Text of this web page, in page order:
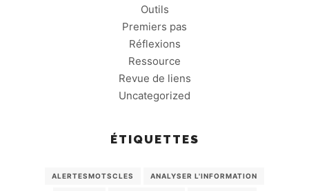
Outils
Premiers pas
Réflexions
Ressource
Revue de liens
Uncategorized
ÉTIQUETTES
ALERTESMOTSCLES ANALYSER L'INFORMATION